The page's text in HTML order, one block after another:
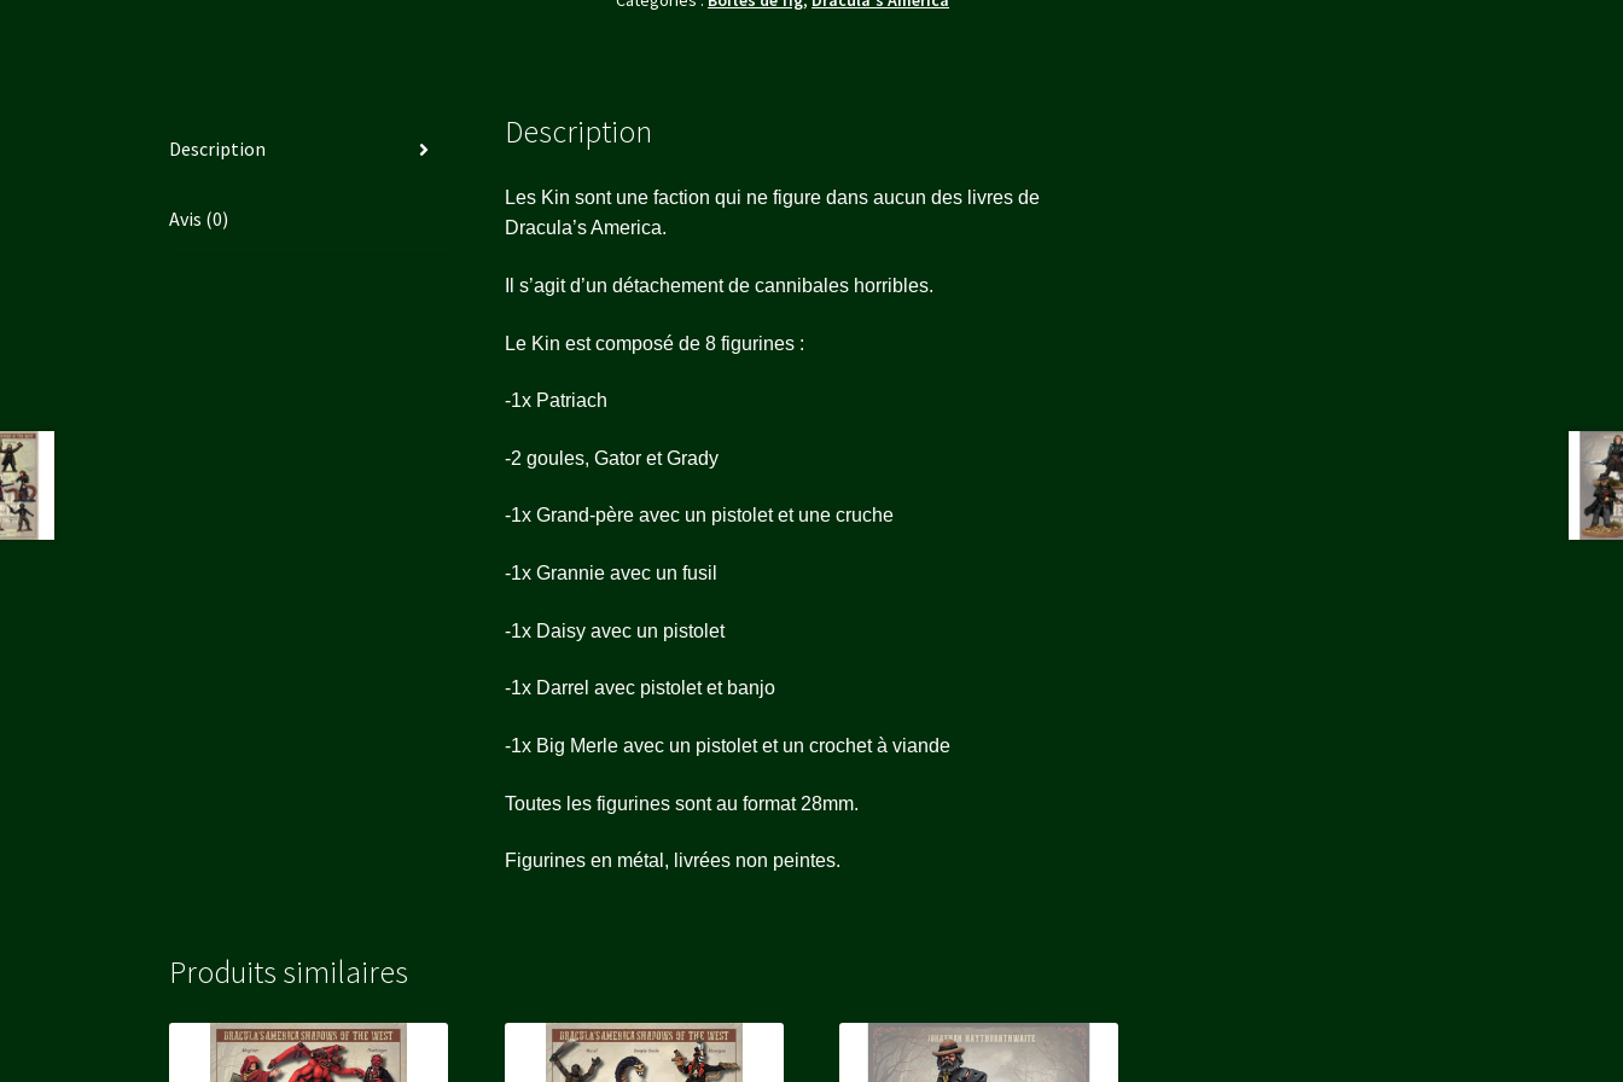
Description
Avis (0)
Description
Les Kin sont une faction qui ne figure dans aucun des livres de
Dracula’s America.
Il s’agit d’un détachement de cannibales horribles.
Le Kin est composé de 8 figurines :
-1x Patriach
-2 goules, Gator et Grady
-1x Grand-père avec un pistolet et une cruche
-1x Grannie avec un fusil
-1x Daisy avec un pistolet
-1x Darrel avec pistolet et banjo
-1x Big Merle avec un pistolet et un crochet à viande
Toutes les figurines sont au format 28mm.
Figurines en métal, livrées non peintes.
Produits similaires